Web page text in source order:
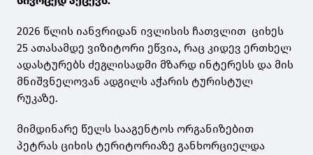
2026 წლის იანვრიდან ივლისის ჩათვლით ციხეს
25 ათასამდე ვიზიტორი ეწვია, რაც კიდევ ერთხელ
ადასტურებს ძეგლისადმი მზარდ ინტერესს და მის
მნიშვნელოვან ადგილს აჭარის ტურისტულ
რუკაზე.
მიმდინარე წელს სააგენტოს ორგანიზებით
პეტრას ციხის ტერიტორიაზე განხორციელდა